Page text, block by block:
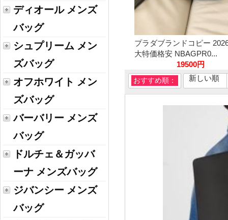
ディオール メンズ
バッグ
シュプリーム メン
ズバッグ
オフホワイト メン
ズバッグ
バーバリー メンズ
バッグ
ドルチェ＆ガッバ
ーナ メンズバッグ
ジバンシー メンズ
バッグ
プラダブランドコピー
大特価格安 NBAGPR0...
19500円
おすすめ順： 新しい順